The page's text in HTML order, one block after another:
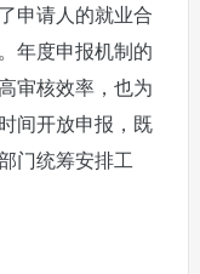
申请人的就业合
年度申报机制的
审核效率，也为
间开放申报，既
门统筹安排工